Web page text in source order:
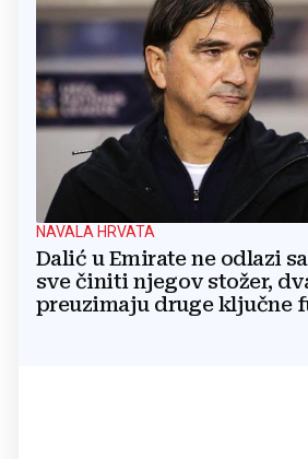
NAVALA HRVATA
Dalić u Emirate ne odlazi
sve činiti njegov stožer,
preuzimaju druge ključne